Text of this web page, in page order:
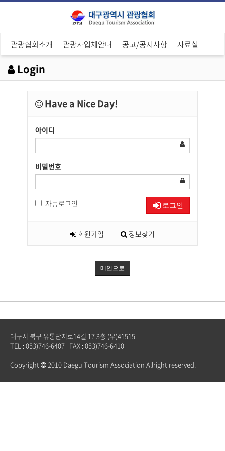
관광협회소개 관광사업체안내 공고/공지사항 자료실
Login
Have a Nice Day!
아이디
비밀번호
자동로그인 로그인
회원가입 정보찾기
메인으로
대구시 북구 유통단지로14길 17 3층 (우)41515
TEL : 053)746-6407 | FAX : 053)746-6410
Copyright
2010 Daegu Tourism Association Allright reserved.